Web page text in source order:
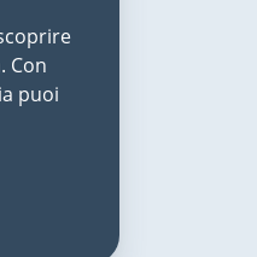
Con
puoi